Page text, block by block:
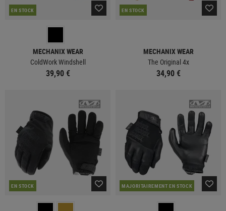
EN STOCK
MECHANIX WEAR
ColdWork Windshell
39,90 €
EN STOCK
MECHANIX WEAR
The Original 4x
34,90 €
EN STOCK MAJORITAIREMENT EN STOCK